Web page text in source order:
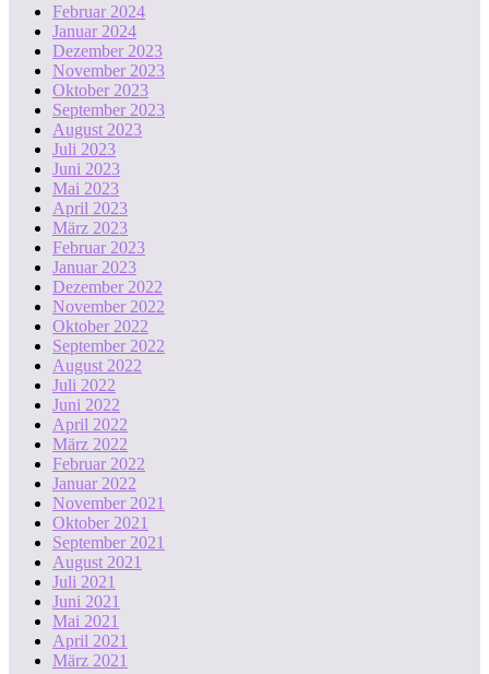
Februar 2024
Januar 2024
Dezember 2023
November 2023
Oktober 2023
September 2023
August 2023
Juli 2023
Juni 2023
Mai 2023
April 2023
März 2023
Februar 2023
Januar 2023
Dezember 2022
November 2022
Oktober 2022
September 2022
August 2022
Juli 2022
Juni 2022
April 2022
März 2022
Februar 2022
Januar 2022
November 2021
Oktober 2021
September 2021
August 2021
Juli 2021
Juni 2021
Mai 2021
April 2021
März 2021